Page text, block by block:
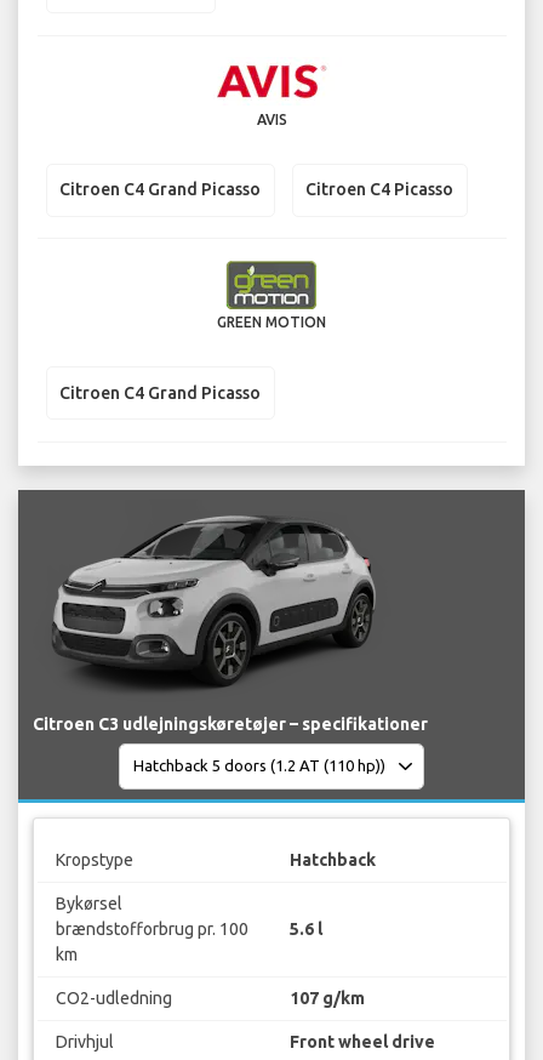
AVIS
Citroen C4 Grand Picasso Citroen C4 Picasso
GREEN MOTION
Citroen C4 Grand Picasso
Citroen C3 udlejningskøretøjer – specifikationer
Kropstype Hatchback
Bykørsel
brændstofforbrug pr. 100
km
5.6 l
CO2-udledning 107 g/km
Drivhjul Front wheel drive